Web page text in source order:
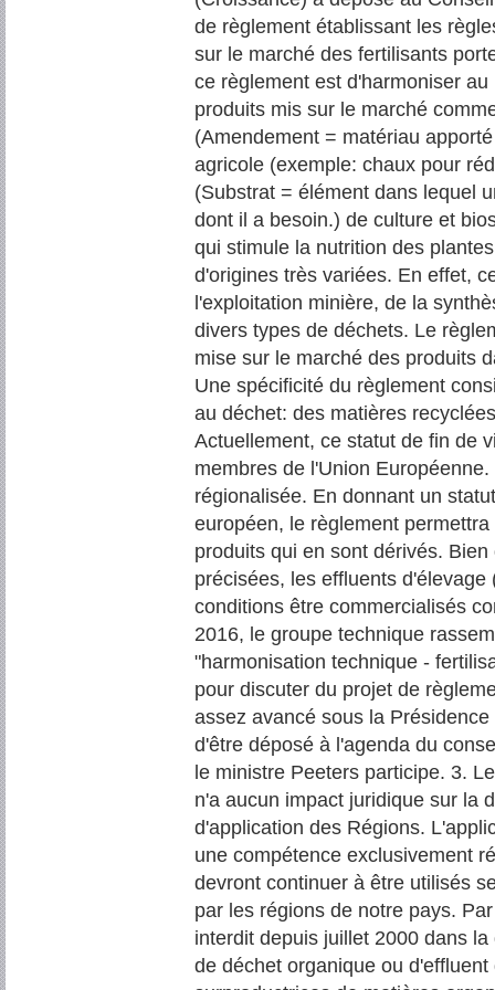
de règlement établissant les
sur le marché des fertilisants
ce règlement est d'harmoniser
produits mis sur le marché
(Amendement = matériau
agricole (exemple: chaux pour
(Substrat = élément dans lequel
dont il a besoin.) de culture et
qui stimule la nutrition des
d'origines très variées. En effet,
l'exploitation minière, de la
divers types de déchets. Le
mise sur le marché des produits
Une spécificité du règlement
au déchet: des matières
Actuellement, ce statut de fin de
membres de l'Union
régionalisée. En donnant un
européen, le règlement
produits qui en sont dérivés.
précisées, les effluents
conditions être commercialisés
2016, le groupe technique
"harmonisation technique -
pour discuter du projet de
assez avancé sous la
d'être déposé à l'agenda du
le ministre Peeters participe. 3.
n'a aucun impact juridique sur la
d'application des Régions.
une compétence exclusivement
devront continuer à être utilisés
par les régions de notre pays.
interdit depuis juillet 2000 dans
de déchet organique ou